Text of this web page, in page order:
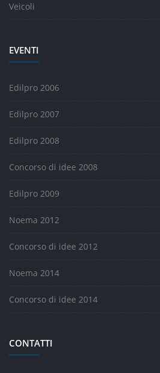
Veicoli
EVENTI
Edilpro 2006
Edilpro 2007
Edilpro 2008
Concorso di idee 2008
Edilpro 2009
Noema 2012
Concorso di idee 2012
Noema 2014
Concorso di idee 2014
CONTATTI